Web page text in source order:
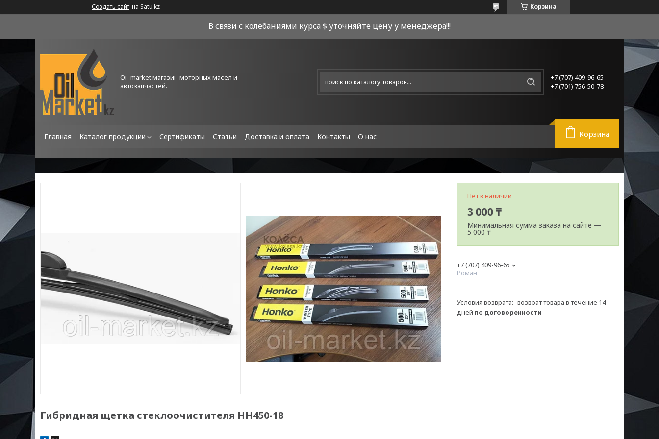
Создать сайт на Satu.kz Корзина
В связи с колебаниями курса $ уточняйте цену у менеджера!!!
Oil-market магазин моторных масел и
автозапчастей.
+7 (707) 409-96-65
+7 (701) 756-50-78
Главная Каталог продукции Сертификаты Статьи Доставка и оплата Контакты О нас Корзина
Гибридная щетка стеклоочистителя HH450-18
Нет в наличии
3 000 ₸
Минимальная сумма заказа на сайте —
5 000 ₸
+7 (707) 409-96-65
Роман
возврат товара в течение 14
дней по договоренности